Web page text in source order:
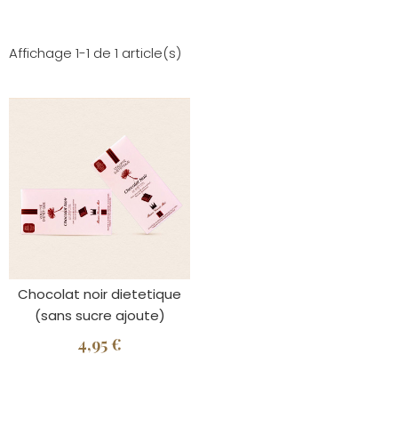
Affichage 1-1 de 1 article(s)
Chocolat noir dietetique
(sans sucre ajoute)
4,95 €